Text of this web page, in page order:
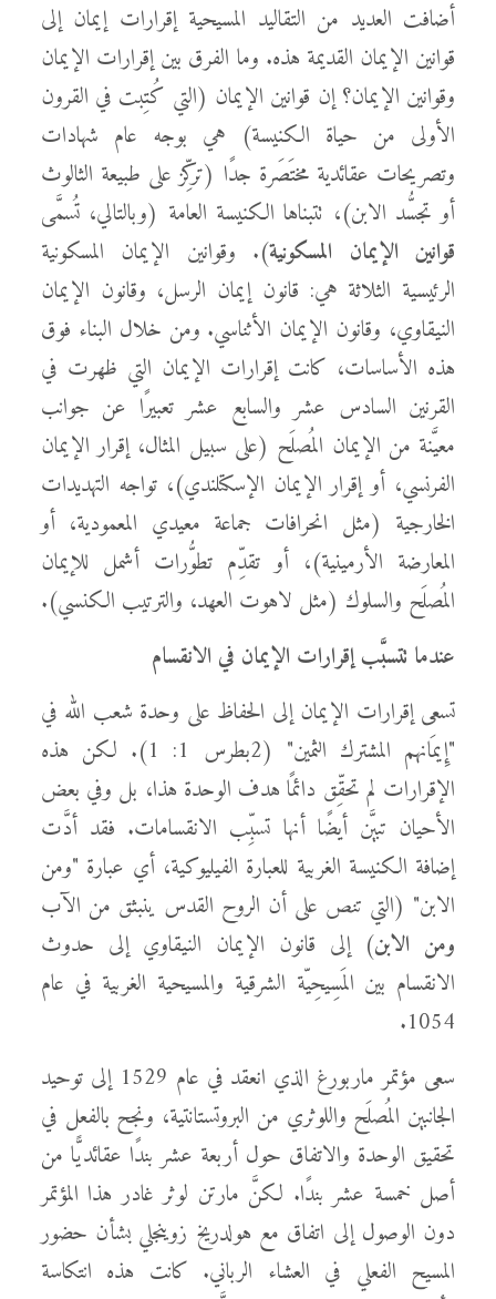
أضافت العديد من التقاليد المسيحية إقرارات إيمان إلى
قوانين الإيمان القديمة هذه. وما الفرق بين إقرارات الإيمان
وقوانين الإيمان؟ إن قوانين الإيمان (التي كُتِبت في القرون
الأولى من حياة الكنيسة) هي بوجه عام شهادات
وتصريحات عقائدية مختَصَرة جدًا (تركِّز على طبيعة الثالوث
أو تجسُّد الابن)، تتبناها الكنيسة العامة (وبالتالي، تُسمَّى
قوانين الإيمان المسكونية). وقوانين الإيمان المسكونية
الرئيسية الثلاثة هي: قانون إيمان الرسل، وقانون الإيمان
النيقاوي، وقانون الإيمان الأثناسي. ومن خلال البناء فوق
هذه الأساسات، كانت إقرارات الإيمان التي ظهرت في
القرنين السادس عشر والسابع عشر تعبيرًا عن جوانب
معيَّنة من الإيمان المُصلَح (على سبيل المثال، إقرار الإيمان
الفرنسي، أو إقرار الإيمان الإسكتلندي)، تواجه التهديدات
الخارجية (مثل انحرافات جماعة معيدي المعمودية، أو
المعارضة الأرمينية)، أو تقدِّم تطوُّرات أشمل للإيمان
المُصلَح والسلوك (مثل لاهوت العهد، والترتيب الكنسي).
عندما تتسبَّب إقرارات الإيمان في الانقسام
تسعى إقرارات الإيمان إلى الحفاظ على وحدة شعب الله في
"إِيمَانهم المشترك الثمين" (2بطرس 1: 1). لكن هذه
الإقرارات لم تحقِّق دائمًا هدف الوحدة هذا، بل وفي بعض
الأحيان تبيَّن أيضًا أنها تسبِّب الانقسامات. فقد أدَّت
إضافة الكنيسة الغربية للعبارة الفيليوكية، أي عبارة "ومن
الابن" (التي تنص على أن الروح القدس ينبثق من الآب
ومن الابن) إلى قانون الإيمان النيقاوي إلى حدوث
الانقسام بين المَسِيحِيّة الشرقية والمسيحية الغربية في عام
1054.
سعى مؤتمر ماربورغ الذي انعقد في عام 1529 إلى توحيد
الجانبين المُصلَح واللوثري من البروتستانتية، ونجح بالفعل في
تحقيق الوحدة والاتفاق حول أربعة عشر بندًا عقائديًّا من
أصل خمسة عشر بندًا. لكنَّ مارتن لوثر غادر هذا المؤتمر
دون الوصول إلى اتفاق مع هولدريخ زوينجلي بشأن حضور
المسيح الفعلي في العشاء الرباني. كانت هذه انتكاسة